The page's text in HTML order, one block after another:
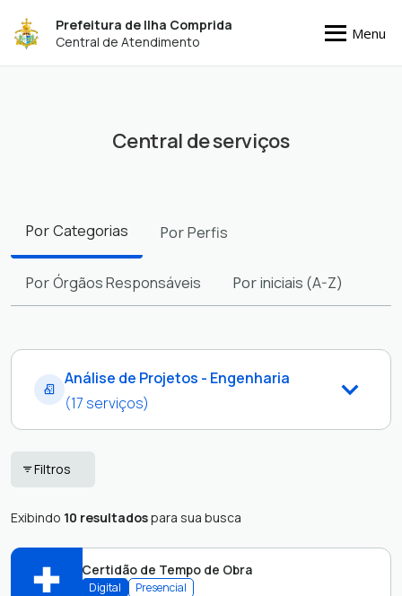
Prefeitura de Ilha Comprida
Central de Atendimento
Menu
Central de serviços
PorCategorias PorPerfis
PorÓrgãos Responsáveis Poriniciais (A-Z)
Análise de Projetos - Engenharia
(17 serviços)
Protocolo -
Protocolo - Saúde
Acesso
Filtros
Exibindo 10 resultadospara sua busca
Certidão de Tempo de Obra
Digital Presencial